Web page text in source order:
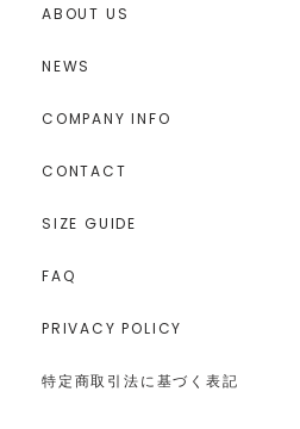
ABOUT US
NEWS
COMPANY INFO
CONTACT
SIZE GUIDE
FAQ
PRIVACY POLICY
特定商取引法に基づく表記